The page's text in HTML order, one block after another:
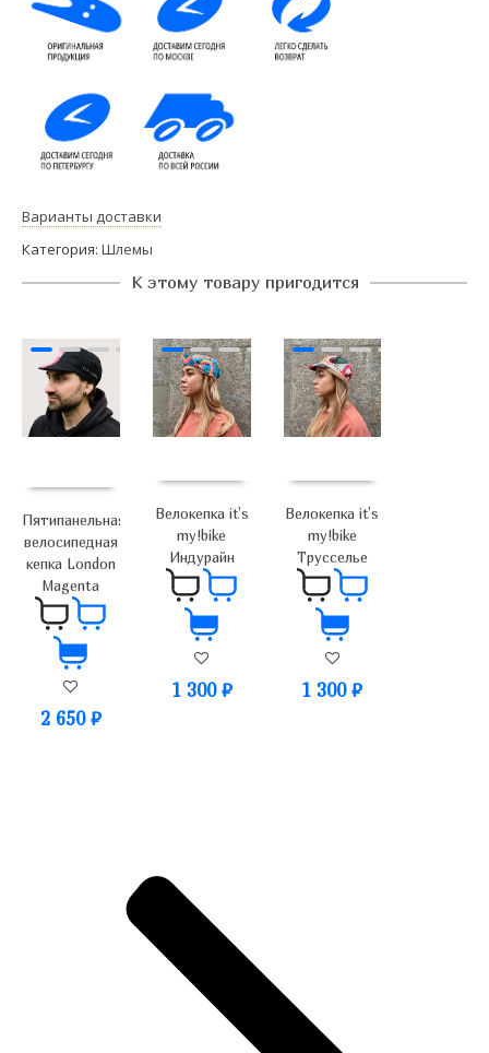
Варианты доставки
Категория: Шлемы
К этому товару пригодится
Пятипанельная
велосипедная
кепка London
Magenta
2 650 ₽
Велокепка it’s
my!bike
Индурайн
1 300 ₽
Велокепка it’s
my!bike
Трусселье
1 300₽